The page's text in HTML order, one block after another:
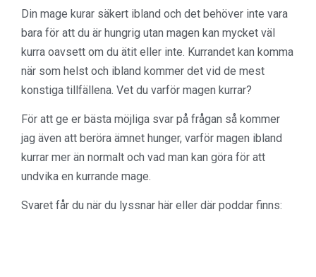
Din mage kurar säkert ibland och det behöver inte vara
bara för att du är hungrig utan magen kan mycket väl
kurra oavsett om du ätit eller inte. Kurrandet kan komma
när som helst och ibland kommer det vid de mest
konstiga tillfällena. Vet du varför magen kurrar?
För att ge er bästa möjliga svar på frågan så kommer
jag även att beröra ämnet hunger, varför magen ibland
kurrar mer än normalt och vad man kan göra för att
undvika en kurrande mage.
Svaret får du när du lyssnar här eller där poddar finns: